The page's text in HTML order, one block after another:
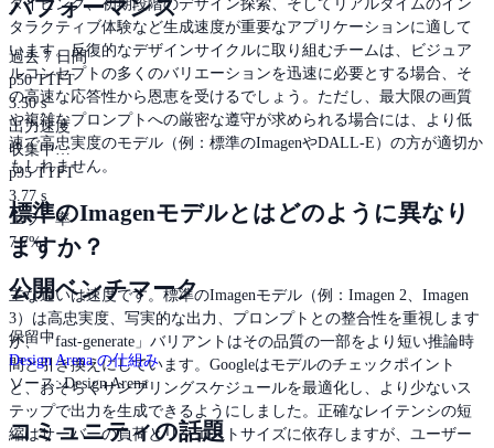
タイピング、初期段階のデザイン探索、そしてリアルタイムのイン
タラクティブ体験など生成速度が重要なアプリケーションに適して
います。反復的なデザインサイクルに取り組むチームは、ビジュア
ルコンセプトの多くのバリエーションを迅速に必要とする場合、そ
の高速な応答性から恩恵を受けるでしょう。ただし、最大限の画質
や複雑なプロンプトへの厳密な遵守が求められる場合には、より低
速で高忠実度のモデル（例：標準のImagenやDALL-E）の方が適切か
もしれません。
標準のImagenモデルとはどのように異なり
ますか？
主な違いは速度です。標準のImagenモデル（例：Imagen 2、Imagen
3）は高忠実度、写実的な出力、プロンプトとの整合性を重視します
が、「fast-generate」バリアントはその品質の一部をより短い推論時
間と引き換えにしています。Googleはモデルのチェックポイント
と、おそらくサンプリングスケジュールを最適化し、より少ないス
テップで出力を生成できるようにしました。正確なレイテンシの短
縮はサーバーの負荷とリクエストサイズに依存しますが、ユーザー
パフォーマンス
過去 7 日間
p50 TTFT
3.50 s
出力速度
収集中…
p95 TTFT
3.77 s
エラー率
7.7%
公開ベンチマーク
保留中
Design Arena の仕組み
ソース:Design Arena
コミュニティの話題